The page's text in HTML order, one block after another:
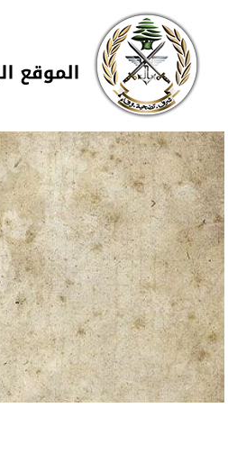
تجاوز إلى المحتوى الرئيسي
Skip to navigation